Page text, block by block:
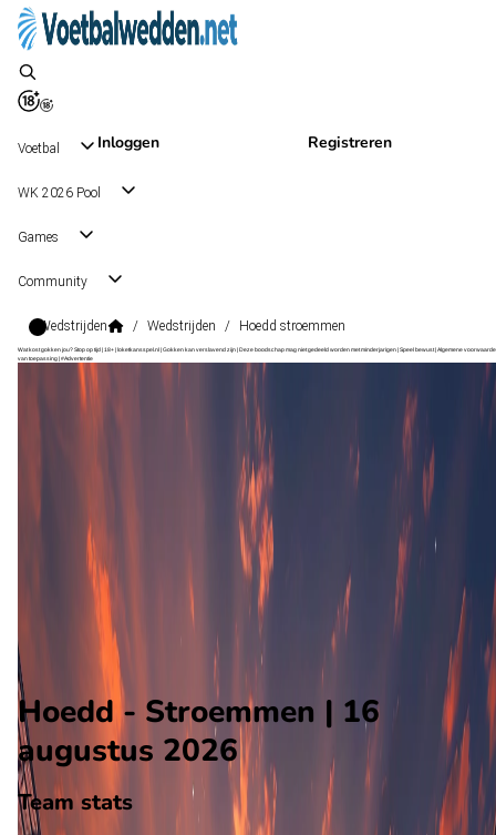
Inloggen Registreren
Voetbal
WK 2026 Pool
Games
Community
Wedstrijden / Wedstrijden / Hoedd stroemmen
Wat kost gokken jou? Stop op tijd | 18+ | loketkansspel.nl | Gokken kan verslavend zijn | Deze boodschap mag niet gedeeld worden met minderjarigen | Speel bewust | Algemene
van toepassing | #Advertentie
1. Divisjon
Stroemmen
Alle wedstrijden
Hoedd - Stroemmen
Voorbeschouwing
Hoedd - Stroemmen | 16
augustus 2026
Team stats